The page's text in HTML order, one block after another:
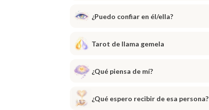
¿Puedo confiar en él/ella?
Tarot de llama gemela
¿Qué piensa de mí?
¿Qué espero recibir de esa persona?